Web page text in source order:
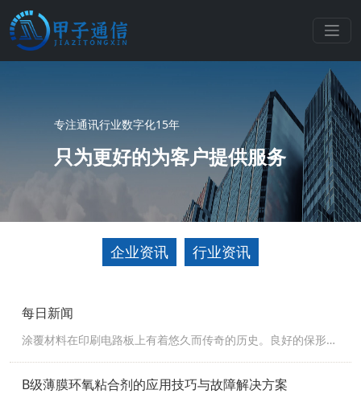
专注通讯行业数字化15年
只为更好的为客户提供服务
企业资讯 行业资讯
每日新闻
涂覆材料在印刷电路板上有着悠久而传奇的历史。良好的保形涂
层可以保护 PCB 组件免受潮湿、腐蚀、污染物以及其他因素
（例如振动和热冲击）的影响。涂覆材料是一门复杂的科学，没
B级薄膜环氧粘合剂的应用技巧与故障解决方案